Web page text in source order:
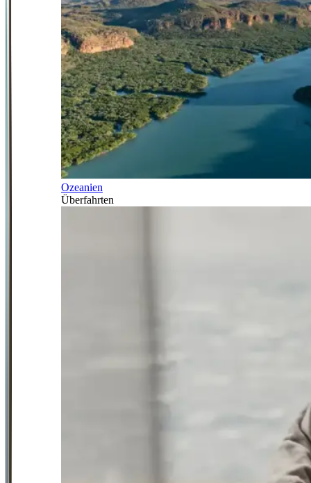
Ozeanien
Überfahrten